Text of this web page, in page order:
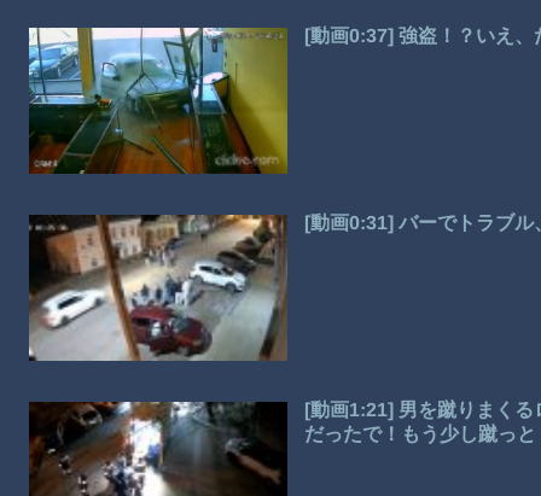
[動画0:37] 強盗！？いえ、
[動画0:31] バーでトラブル
[動画1:21] 男を蹴りまく
だったで！もう少し蹴っ